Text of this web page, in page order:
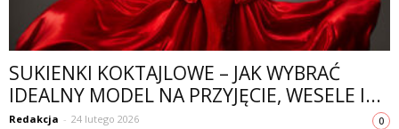
SUKIENKI KOKTAJLOWE – JAK WYBRAĆ
IDEALNY MODEL NA PRZYJĘCIE, WESELE I...
Redakcja - 24 lutego 2026 0